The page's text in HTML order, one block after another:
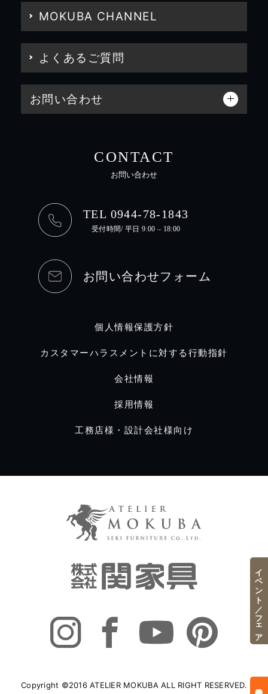
MOKUBA CHANNEL
よくあるご質問
お問い合わせ
CONTACT
お問い合わせ
TEL 0944-78-1843
受付時間/ 平日 9:00 – 18:00
お問い合わせフォーム
個人情報保護方針
カスタマーハラスメントに対する行動指針
会社情報
採用情報
工務店様・設計会社様向け
Copyright ©2016 ATELIER MOKUBA ALL RIGHT RESERVED.
イベント／フェア